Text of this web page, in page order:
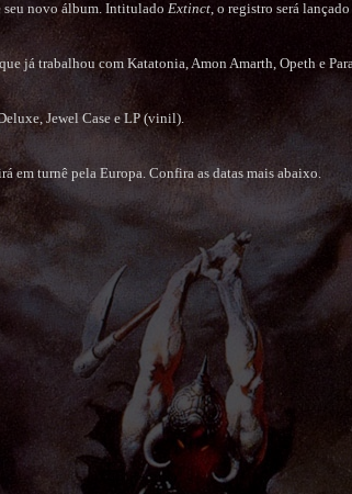
novo álbum. Intitulado Extinct, o registro será
já trabalhou com Katatonia, Amon Amarth, Opeth e
Jewel Case e LP (vinil).
em turnê pela Europa.Confira as datas mais abaixo.